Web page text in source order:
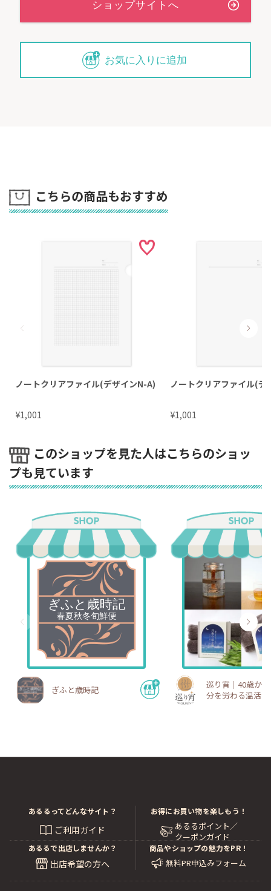
お気に入りに追加
こちらの商品もおすすめ
ノートクリアファイル(デザインN-A)
¥1,001
ノートクリアファイル(デ
¥1,001
このショップを見た人はこちらのショッ
プも見ています
ぎふと歳時記
巡り宵｜40歳か
分を労わる温活
あるるってどんなサイト？
ご利用ガイド
お得にお買い物を楽しもう！
あるるポイント／
クーポンガイド
あるるで出店しませんか？
出店希望の方へ
商品やショップの魅力をPR！
無料PR申込みフォーム